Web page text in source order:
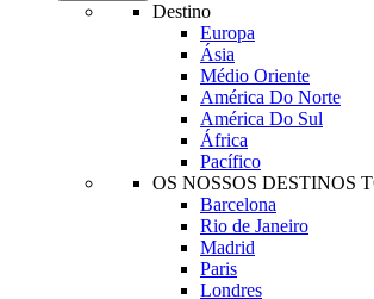
Destino
Europa
Ásia
Médio Oriente
América Do Norte
América Do Sul
África
Pacífico
OS NOSSOS DESTINOS
Barcelona
Rio de Janeiro
Madrid
Paris
Londres